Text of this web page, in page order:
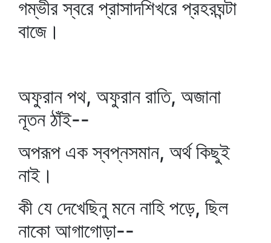
গম্ভীর স্বরে প্রাসাদশিখরে প্রহরঘন্টা
বাজে।
অফুরান পথ, অফুরান রাতি, অজানা
নূতন ঠাঁই--
অপরূপ এক স্বপ্নসমান, অর্থ কিছুই
নাই।
কী যে দেখেছিনু মনে নাহি পড়ে, ছিল
নাকো আগাগোড়া--